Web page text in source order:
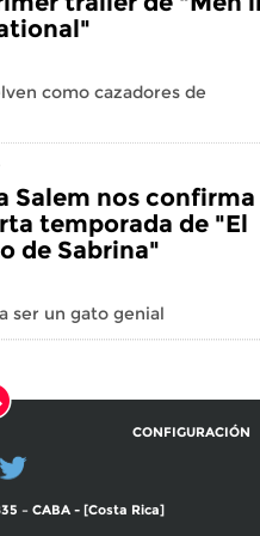
como cazadores de
Salem nos confirma
temporada de "El
de Sabrina"
ser un gato genial
CONFIGURACIÓN
– CABA - [Costa Rica]